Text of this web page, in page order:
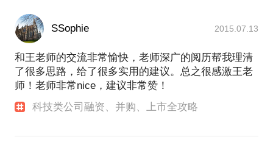
SSophie 2015.07.13
和王老师的交流非常愉快，老师深广的阅历帮我理清
了很多思路，给了很多实用的建议。总之很感激王老
师！老师非常nice，建议非常赞！
科技类公司融资、并购、上市全攻略